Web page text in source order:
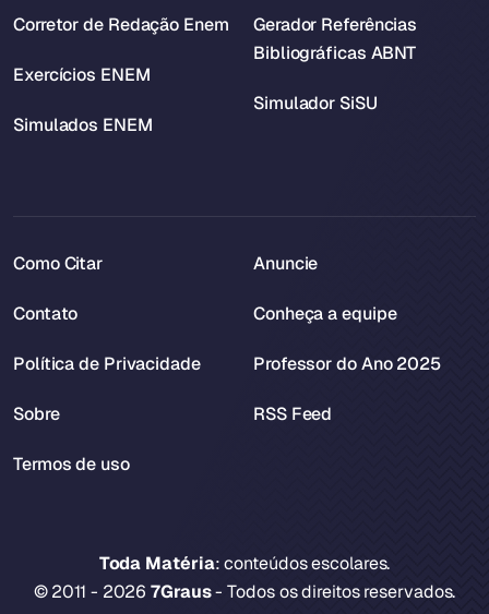
Corretor de Redação Enem
Exercícios ENEM
Simulados ENEM
Gerador Referências
Bibliográficas ABNT
Simulador SiSU
Toda Matéria: conteúdos escolares.
© 2011 - 20267Graus- Todos os direitos reservados.
Como Citar
Contato
Política de Privacidade
Sobre
Termos de uso
Anuncie
Conheça a equipe
Professor do Ano 2025
RSS Feed